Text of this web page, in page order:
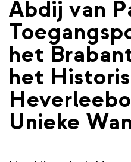
Abdij van
het
het
Unieke